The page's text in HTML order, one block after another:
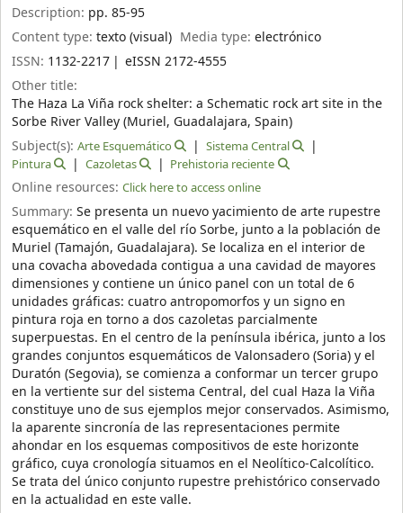
Description: pp. 85-95
Content type: texto (visual) Media type:electrónico
ISSN: 1132-2217
eISSN 2172-4555
Other title:
The Haza La Viña rock shelter: a Schematic rock art site in the
Sorbe River Valley (Muriel, Guadalajara, Spain)
Subject(s): Arte Esquemático
Sistema Central
Pintura
Cazoletas Prehistoria reciente
Online resources: Click here to access online
Summary: Se presenta un nuevo yacimiento de arte rupestre
esquemático en el valle del río Sorbe, junto a la población de
Muriel (Tamajón, Guadalajara). Se localiza en el interior de
una covacha abovedada contigua a una cavidad de mayores
dimensiones y contiene un único panel con un total de 6
unidades gráficas: cuatro antropomorfos y un signo en
pintura roja en torno a dos cazoletas parcialmente
superpuestas. En el centro de la península ibérica, junto a los
grandes conjuntos esquemáticos de Valonsadero (Soria) y el
Duratón (Segovia), se comienza a conformar un tercer grupo
en la vertiente sur del sistema Central, del cual Haza la Viña
constituye uno de sus ejemplos mejor conservados. Asimismo,
la aparente sincronía de las representaciones permite
ahondar en los esquemas compositivos de este horizonte
gráfico, cuya cronología situamos en el Neolítico-Calcolítico.
Se trata del único conjunto rupestre prehistórico conservado
en la actualidad en este valle.